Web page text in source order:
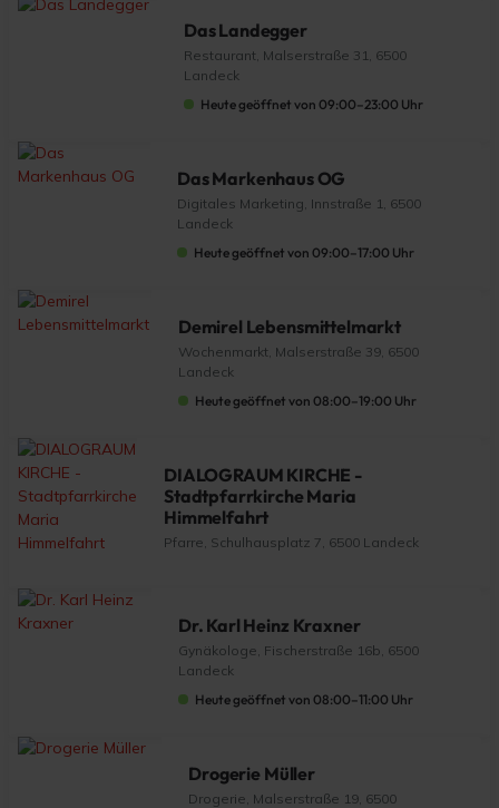
Das Landegger
Restaurant, Malserstraße 31, 6500
Landeck
Heute geöffnet von 09:00–23:00 Uhr
Das Markenhaus OG
Digitales Marketing, Innstraße 1, 6500
Landeck
Heute geöffnet von 09:00–17:00 Uhr
Demirel Lebensmittelmarkt
Wochenmarkt, Malserstraße 39, 6500
Landeck
Heute geöffnet von 08:00–19:00 Uhr
DIALOGRAUM KIRCHE -
Stadtpfarrkirche Maria
Himmelfahrt
Pfarre, Schulhausplatz 7, 6500 Landeck
Dr. Karl Heinz Kraxner
Gynäkologe, Fischerstraße 16b, 6500
Landeck
Heute geöffnet von 08:00–11:00 Uhr
Drogerie Müller
Drogerie, Malserstraße 19, 6500